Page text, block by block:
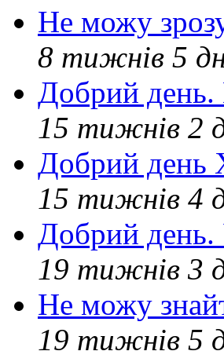
Не можу
8 тижнів 5
Добрий
15 тижнів 2
Добрий день
15 тижнів 4
Добрий день.
19 тижнів 3
Не можу
19 тижнів 5